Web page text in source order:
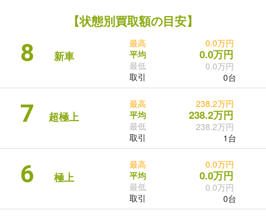
【状態別買取額の目安】
8 新車
最高
平均
最低
取引
0.0万円
0.0万円
0.0万円
0台
7 超極上
最高
平均
最低
取引
238.2万円
238.2万円
238.2万円
1台
6 極上
最高
平均
最低
取引
0.0万円
0.0万円
0.0万円
0台